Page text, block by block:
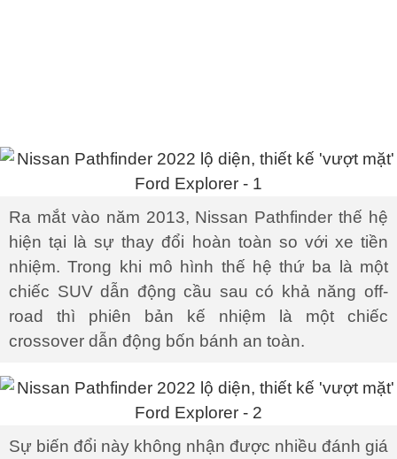
Ra mắt vào năm 2013, Nissan Pathfinder thế hệ
hiện tại là sự thay đổi hoàn toàn so với xe tiền
nhiệm. Trong khi mô hình thế hệ thứ ba là một
chiếc SUV dẫn động cầu sau có khả năng off-
road thì phiên bản kế nhiệm là một chiếc
crossover dẫn động bốn bánh an toàn.
Sự biến đổi này không nhận được nhiều đánh giá